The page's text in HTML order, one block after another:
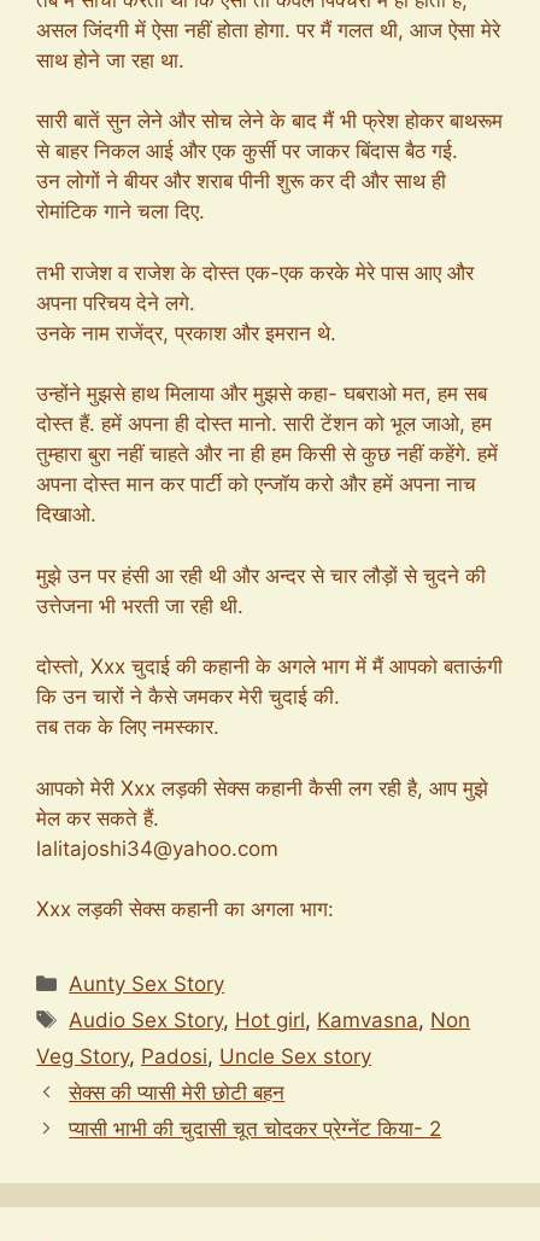
असल जिंदगी में ऐसा नहीं होता होगा. पर मैं गलत थी, आज ऐसा मेरे
साथ होने जा रहा था.
सारी बातें सुन लेने और सोच लेने के बाद मैं भी फ्रेश होकर बाथरूम
से बाहर निकल आई और एक कुर्सी पर जाकर बिंदास बैठ गई.
उन लोगों ने बीयर और शराब पीनी शुरू कर दी और साथ ही
रोमांटिक गाने चला दिए.
तभी राजेश व राजेश के दोस्त एक-एक करके मेरे पास आए और
अपना परिचय देने लगे.
उनके नाम राजेंद्र, प्रकाश और इमरान थे.
उन्होंने मुझसे हाथ मिलाया और मुझसे कहा- घबराओ मत, हम सब
दोस्त हैं. हमें अपना ही दोस्त मानो. सारी टेंशन को भूल जाओ, हम
तुम्हारा बुरा नहीं चाहते और ना ही हम किसी से कुछ नहीं कहेंगे. हमें
अपना दोस्त मान कर पार्टी को एन्जॉय करो और हमें अपना नाच
दिखाओ.
मुझे उन पर हंसी आ रही थी और अन्दर से चार लौड़ों से चुदने की
उत्तेजना भी भरती जा रही थी.
दोस्तो, Xxx चुदाई की कहानी के अगले भाग में मैं आपको बताऊंगी
कि उन चारों ने कैसे जमकर मेरी चुदाई की.
तब तक के लिए नमस्कार.
आपको मेरी Xxx लड़की सेक्स कहानी कैसी लग रही है, आप मुझे
मेल कर सकते हैं.
lalitajoshi34@yahoo.com
Xxx लड़की सेक्स कहानी का अगला भाग:
Categories
Aunty Sex Story
Tags
Audio Sex Story, Hot girl, Kamvasna, Non
Veg Story, Padosi, Uncle Sex story
सेक्स की प्यासी मेरी छोटी बहन
प्यासी भाभी की चुदासी चूत चोदकर प्रेग्नेंट किया- 2